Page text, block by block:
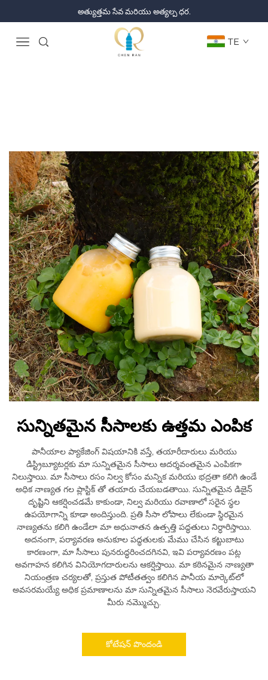
అత్యుత్తమ సేవ మరియు అత్యల్ప ధర.
TE
సున్నితమైన సీసాలకు ఉత్తమ ఎంపిక
పానీయాల ప్యాకేజింగ్ విషయానికి వస్తే, తయారీదారులు మరియు
డిస్ట్రిబ్యూటర్లకు మా సున్నితమైన సీసాలు ఆదర్శవంతమైన ఎంపికగా
నిలుస్తాయి. మా సీసాలు రసం నిల్వ కోసం మన్నిక మరియు భద్రతా కలిగి ఉండే
అధిక నాణ్యత గల ప్లాస్టిక్ తో తయారు చేయబడతాయి. సున్నితమైన డిజైన్
దృష్టిని ఆకర్షించడమే కాకుండా, నిల్వ మరియు రవాణాలో సరైన స్థల
ఉపయోగాన్ని కూడా అందిస్తుంది. ప్రతి సీసా లోపాలు లేకుండా స్థిరమైన
నాణ్యతను కలిగి ఉండేలా మా అధునాతన ఉత్పత్తి పద్ధతులు నిర్ధారిస్తాయి.
అదనంగా, పర్యావరణ అనుకూల పద్ధతులకు మేము చేసిన కట్టుబాటు
కారణంగా, మా సీసాలు పునరుద్ధరించదగినవి, ఇవి పర్యావరణం పట్ల
అవగాహన కలిగిన వినియోగదారులను ఆకర్షిస్తాయి. మా కఠినమైన నాణ్యతా
నియంత్రణ చర్యలతో, ప్రస్తుత పోటీతత్వం కలిగిన పానీయ మార్కెట్‌లో
అవసరమయ్యే అధిక ప్రమాణాలను మా సున్నితమైన సీసాలు నెరవేరుస్తాయని
మీరు నమ్మొచ్చు.
కోటేషన్ పొందండి